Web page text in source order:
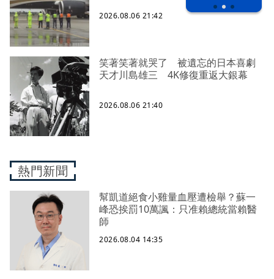
2026.08.06 21:42
笑著笑著就哭了 被遺忘的日本喜劇
天才川島雄三 4K修復重返大銀幕
2026.08.06 21:40
熱門新聞
幫凱道絕食小雞量血壓遭檢舉？蘇一
峰恐挨罰10萬諷：只准賴總統當賴醫
師
2026.08.04 14:35